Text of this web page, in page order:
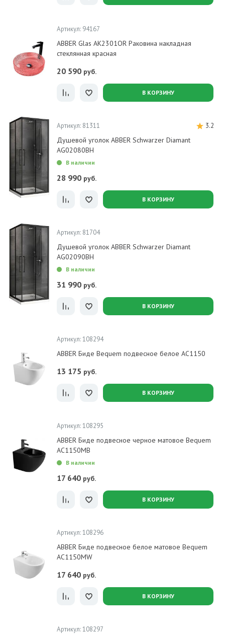
Артикул: 94167
ABBER Glas AK2301OR Раковина накладная
стеклянная красная
20 590 руб.
В КОРЗИНУ
Артикул: 81311 3.2
Душевой уголок ABBER Schwarzer Diamant
AG02080BH
В наличии
28 990 руб.
В КОРЗИНУ
Артикул: 81704
Душевой уголок ABBER Schwarzer Diamant
AG02090BH
В наличии
31 990 руб.
В КОРЗИНУ
Артикул: 108294
ABBER Биде Bequem подвесное белое AC1150
13 175 руб.
В КОРЗИНУ
Артикул: 108295
ABBER Биде подвесное черное матовое Bequem
AC1150MB
В наличии
17 640 руб.
В КОРЗИНУ
Артикул: 108296
ABBER Биде подвесное белое матовое Bequem
AC1150MW
17 640 руб.
В КОРЗИНУ
Артикул: 108297